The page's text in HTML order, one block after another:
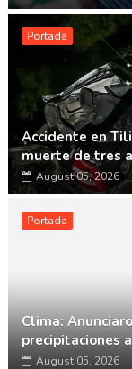
Portada
Accidente en
muerte de tres
August 05, 2026
Portada
Clima:
precipitaciones
August 05, 2026